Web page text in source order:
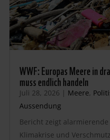
WWF: Europas Meere in
muss endlich handeln
Juli 28, 2026 | Meere,
Aussendung
Bericht zeigt
Klimakrise und